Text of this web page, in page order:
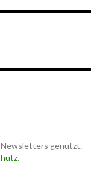
Newsletters genutzt.
.